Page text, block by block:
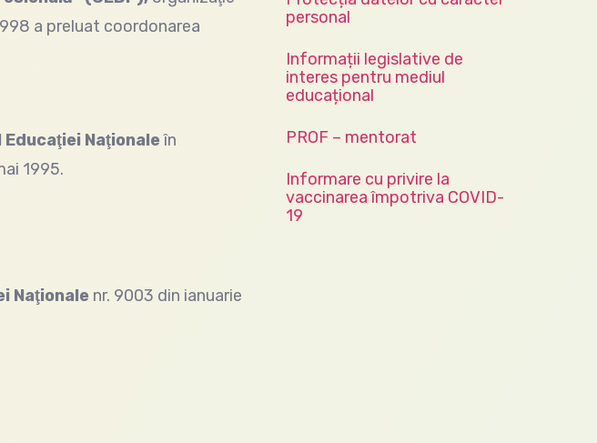
a preluat coordonarea
Naţionaleîn
1995.
Naţionale nr. 9003 din ianuarie
personal
Informații legislative de
interes pentru mediul
educațional
PROF – mentorat
Informare cu privire la
vaccinarea împotriva COVID-
19